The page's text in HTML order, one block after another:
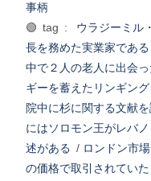
事柄
🟢 tag :
ウラジーミル
長を務めた実業家である
中で２人の老人に出会っ
ギーを蓄えたリンギン
院中に杉に関する文献
にはソロモン王がレバ
述がある / ロンドン市
の価格で取引されていた